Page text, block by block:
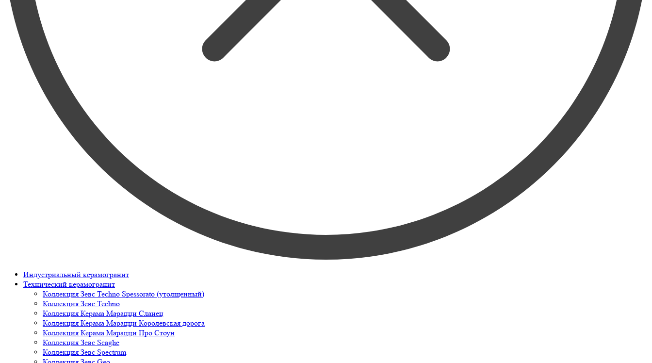
Индустриальный керамогранит
Технический керамогранит
Коллекция Зевс Techno Spessorato (утолщенный)
Коллекция Зевс Techno
Коллекция Керама Марацци Сланец
Коллекция Керама Марацци Королевская дорога
Коллекция Керама Марацци Про Стоун
Коллекция Зевс Scaglie
Коллекция Зевс Spectrum